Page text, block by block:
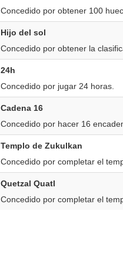
Concedido por obtener 100
Hijo del sol
Concedido por obtener la
24h
Concedido por jugar 24 horas.
Cadena 16
Concedido por hacer 16
Templo de Zukulkan
Concedido por completar el
Quetzal Quatl
Concedido por completar el